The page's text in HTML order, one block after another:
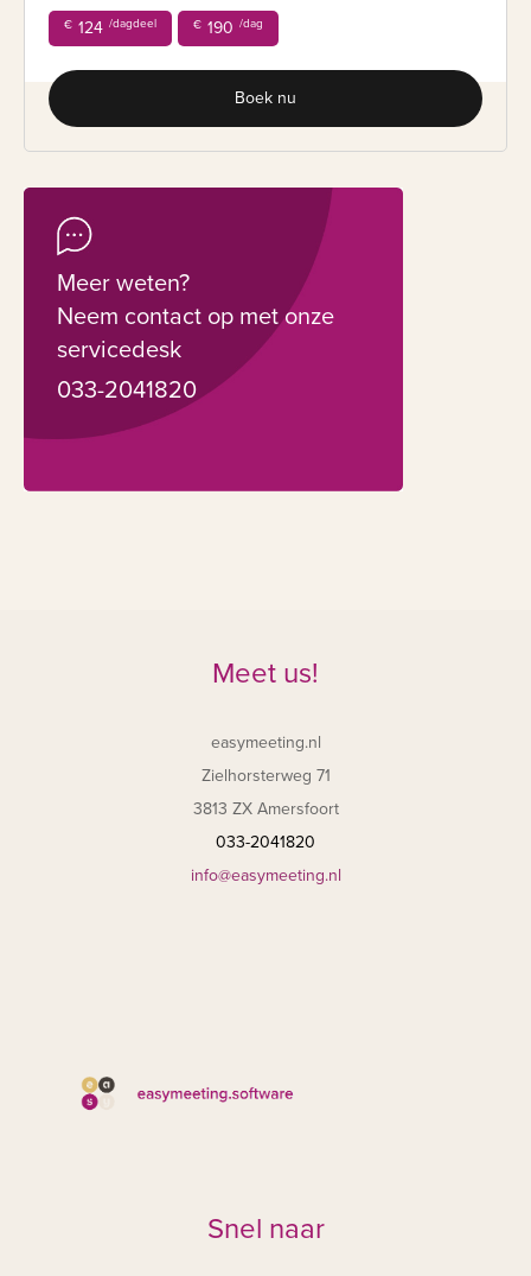
€ 124 /dagdeel € 190 /dag
Boek nu
Meer weten?
Neem contact op met onze
servicedesk
033-2041820
Meet us!
easymeeting.nl
Zielhorsterweg 71
3813 ZX Amersfoort
033-2041820
info@easymeeting.nl
Snel naar